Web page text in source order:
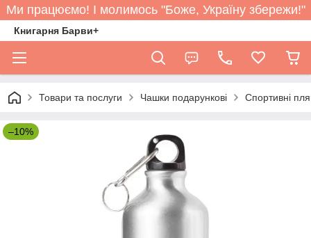
Ми працюємо! І молимось "Боже, Україну збережи!"
Книгарня Барви+
Товари та послуги Чашки подарункові Спортивні
–10%